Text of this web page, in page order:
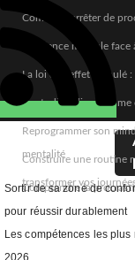
Comment arrêter de
Résilience mentale
La loi de l’effet
L’autodiscipline
Reprogrammer son mindset pour réussir : la méthode complète pour transformer sa
mentalité
Construire une routine matinale orientée succès : la méthode complète pour
transformer vos
Comprendre la
Sortir de sa zone de
pour réussir durablement
Les compétences les